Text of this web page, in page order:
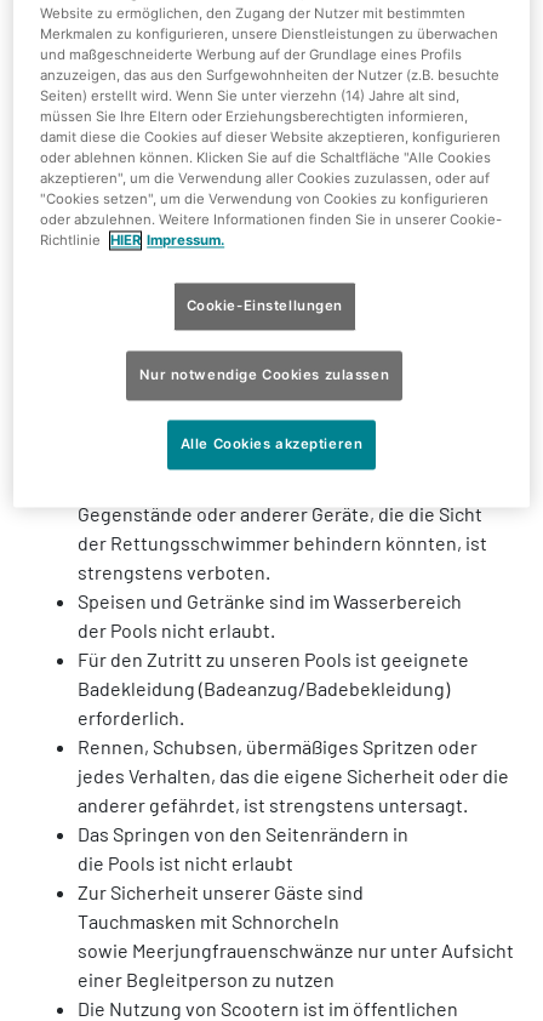
des Amazonia-Bereiches):
Die Nutzung der Pools wird für Nichtschwimmer
nicht empfohlen.
Kinder unter 14 Jahren müssen jederzeit von
einem Erwachsenen begleitet werden.
Die Verwendung einer Schwimmweste wird für
Minderjährige unter14 Jahrenund für alle
Personen mit Einschränkungen im
Wasser empfohlen.
Besucher müssen jederzeit den Anweisungen der
Rettungsschwimmer und Schichtleiter folgen.
Der Zugang für Personen unter dem Einfluss von
Alkohol oder
psychoaktiven Substanzen ist verboten.
Das Mitbringen großer Gegenstände wie
Gegenstände oder anderer Geräte, die die Sicht
der Rettungsschwimmer behindern könnten, ist
strengstens verboten.
Speisen und Getränke sind im Wasserbereich
der Pools nicht erlaubt.
Für den Zutritt zu unseren Pools ist geeignete
Badekleidung (Badeanzug/Badebekleidung)
erforderlich.
Rennen, Schubsen, übermäßiges Spritzen oder
jedes Verhalten, das die eigene Sicherheit oder die
anderer gefährdet, ist strengstens untersagt.
Das Springen von den Seitenrändern in
die Pools ist nicht erlaubt
Zur Sicherheit unserer Gäste sind
Tauchmasken mit Schnorcheln
sowie Meerjungfrauenschwänze nur unter Aufsicht
einer Begleitperson zu nutzen
Die Nutzung von Scootern ist im öffentlichen
Website zu ermöglichen, den Zugang der Nutzer mit bestimmten
Merkmalen zu konfigurieren, unsere Dienstleistungen zu überwachen
und maßgeschneiderte Werbung auf der Grundlage eines Profils
anzuzeigen, das aus den Surfgewohnheiten der Nutzer (z.B. besuchte
Seiten) erstellt wird. Wenn Sie unter vierzehn (14) Jahre alt sind,
müssen Sie Ihre Eltern oder Erziehungsberechtigten informieren,
damit diese die Cookies auf dieser Website akzeptieren, konfigurieren
oder ablehnen können. Klicken Sie auf die Schaltfläche "Alle Cookies
akzeptieren", um die Verwendung aller Cookies zuzulassen, oder auf
"Cookies setzen", um die Verwendung von Cookies zu konfigurieren
oder abzulehnen. Weitere Informationen finden Sie in unserer Cookie-
Richtlinie
HIER Impressum.
Cookie-Einstellungen
Nur notwendige Cookies zulassen
Alle Cookies akzeptieren